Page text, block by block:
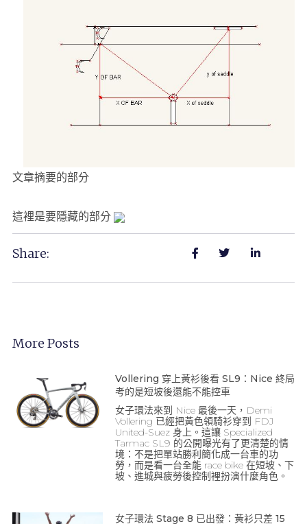
文章摘要的部分
這裡是要隱藏的部分
Share:
More Posts
Vollering 穿上黃衫後看 SL9：Nice 終局
考的是短坡後還能不能控車
女子環法來到 Nice 最後一天，Demi
Vollering 已經把黃色領騎衫穿到 FDJ
United-Suez 身上。這讓 Specialized
Tarmac SL9 的公開曝光有了更清楚的情
境：不是把單站勝利簡化成一台車的功
勞，而是看一台全能 race bike 在短坡、下
坡、進城與疲勞後控制裡扮演什麼角色。
女子環法 Stage 8 已出發：黃衫只差 15